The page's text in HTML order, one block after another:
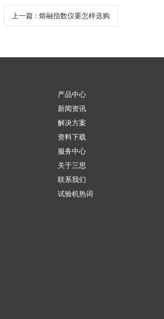
上一篇: 熔融指数仪要怎样选购
产品中心
新闻资讯
解决方案
资料下载
服务中心
关于三思
联系我们
试验机热词